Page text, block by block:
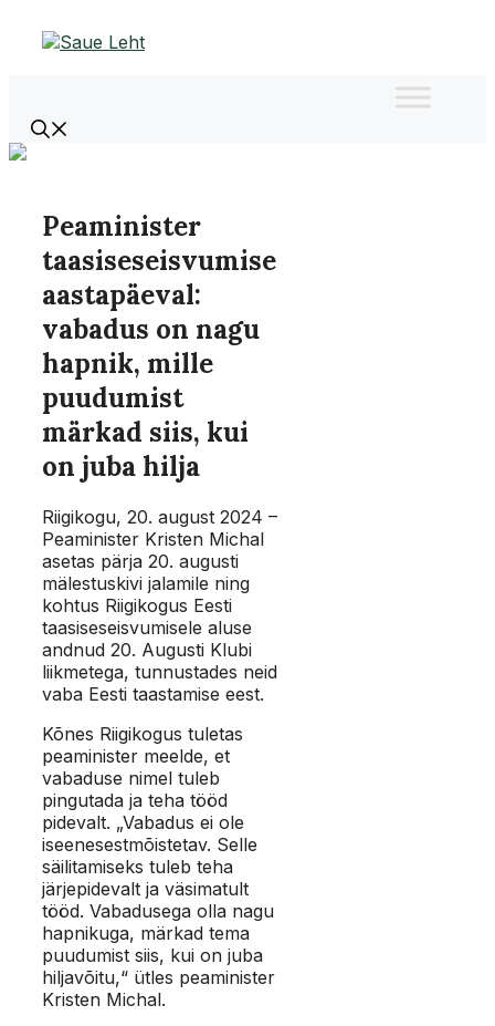
Peaminister
taasiseseisvumise
aastapäeval:
vabadus on nagu
hapnik, mille
puudumist
märkad siis, kui
on juba hilja
Riigikogu, 20. august 2024 –
Peaminister Kristen Michal
asetas pärja 20. augusti
mälestuskivi jalamile ning
kohtus Riigikogus Eesti
taasiseseisvumisele aluse
andnud 20. Augusti Klubi
liikmetega, tunnustades neid
vaba Eesti taastamise eest.
Kõnes Riigikogus tuletas
peaminister meelde, et
vabaduse nimel tuleb
pingutada ja teha tööd
pidevalt. „Vabadus ei ole
iseenesestmõistetav. Selle
säilitamiseks tuleb teha
järjepidevalt ja väsimatult
tööd. Vabadusega olla nagu
hapnikuga, märkad tema
puudumist siis, kui on juba
hiljavõitu,“ ütles peaminister
Kristen Michal.